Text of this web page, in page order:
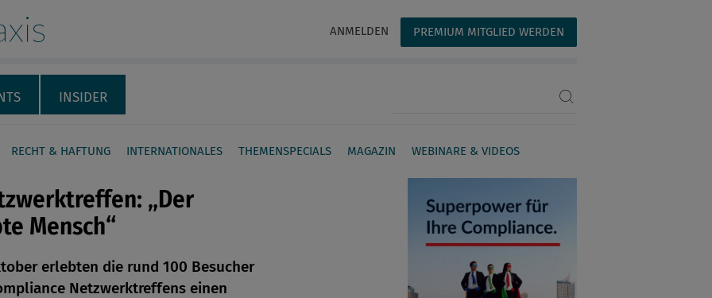
ANMELDEN PREMIUM MITGLIED WERDEN
INSIDER
RECHT & HAFTUNG INTERNATIONALES THEMENSPECIALS MAGAZIN WEBINARE & VIDEOS
„Der
Mensch“
erlebten die rund 100 Besucher
Netzwerktreffens einen